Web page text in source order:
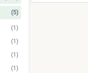
(5)
(1)
(1)
(1)
(1)